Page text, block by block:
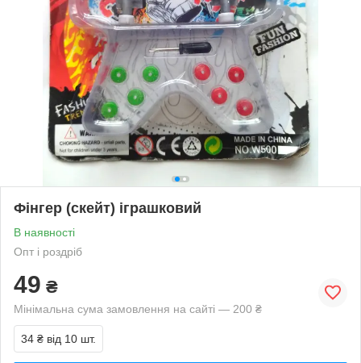
Фінгер (скейт) іграшковий
В наявності
Опт і роздріб
49 ₴
Мінімальна сума замовлення на сайті — 200 ₴
34 ₴ від 10 шт.